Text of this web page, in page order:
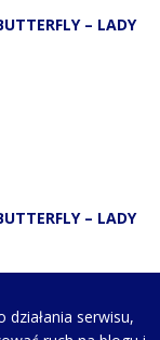
– LADY
– LADY
serwisu,